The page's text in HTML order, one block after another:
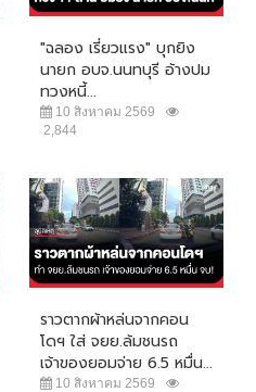
"ฉลอง เรี่ยวแรง" บุกยิง
นายก อบจ.นนทบุรี อ้างปม
ทวงหนี้...
10 สิงหาคม 2569
2,844
ราวตากผ้าหล่นจากคอน
โดฯ ใส่ จยย.ล้มชนรถ
เจ้าของยอมจ่าย 6.5 หมื่น...
10 สิงหาคม 2569